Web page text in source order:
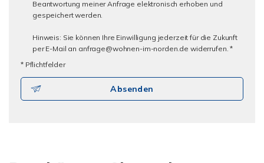
Beantwortung meiner Anfrage elektronisch erhoben und
gespeichert werden.
Hinweis: Sie können Ihre Einwilligung jederzeit für die Zukunft
per E-Mail an anfrage@wohnen-im-norden.de widerrufen. *
* Pflichtfelder
Absenden